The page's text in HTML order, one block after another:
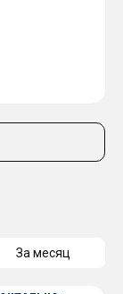
За месяц